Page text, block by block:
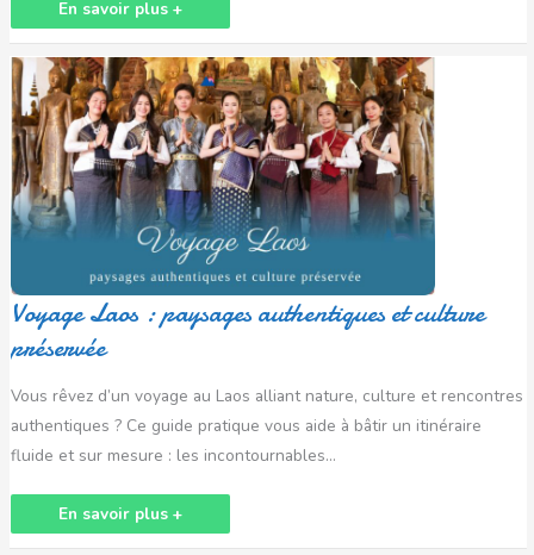
En savoir plus +
Voyage Laos : paysages authentiques et culture
préservée
Vous rêvez d’un voyage au Laos alliant nature, culture et rencontres
authentiques ? Ce guide pratique vous aide à bâtir un itinéraire
fluide et sur mesure : les incontournables…
Voyage
Laos
:
paysages
authentiques
et
culture
préservée
En savoir plus +